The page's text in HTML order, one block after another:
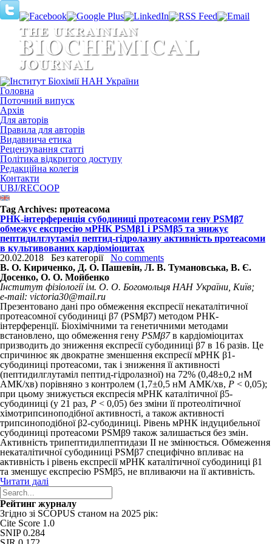
Головна
Поточний випуск
Архів
Для авторів
Правила для авторів
Видавнича етика
Рецензування статті
Політика відкритого доступу
Редакційна колегія
Контакти
UBJ/RECOOP
Tag Archives: протеасома
РНК-інтерференція субодиниці протеасоми гену PSMβ7
обмежує експресію мРНК PSMβ1 і PSMβ5 та знижує
пептидилглутаміл пептид-гідролазну активність протеасоми
в культивованих кардіоміоцитах
20.02.2018
Без категорії
No comments
В. О. Кириченко, Д. О. Пашевін, Л. В. Тумановська, В. Є.
Досенко, О. О. Мойбенко
Інститут фізіології ім. О. О. Богомольця НАН України, Київ;
e-mail: victoria30@mail.ru
Презентовано дані про обмеження експресії некаталітичної
протеасомної субодиниці β7 (PSMβ7) методом РНК-
інтерференції. Біохімічними та генетичними методами
встановлено, що обмеження гену PSMβ7в кардіоміоцитах
призводить до зниження експресії субодиниці β7 в 16 разів. Це
спричинює як двократне зменшення експресії мРНК β1-
субодиниці протеасоми, так і зниження її активності
(пептидилглутаміл пептид-гідролазної) на 72% (0,48±0,2 нМ
АМК/хв) порівняно з контролем (1,7±0,5 нМ АМК/хв, Р < 0,05);
при цьому знижується експресія мРНК каталітичної β5-
субодиниці (у 21 раз, Р < 0,05) без зміни її протеолітичної
хімотрипсиноподібної активності, а також активності
трипсиноподібної β2-субодиниці. Рівень мРНК індуцибельної
субодиниці протеасоми PSMβ9 також залишається без змін.
Активність трипептидилпептидази ІІ не змінюється. Обмеження
некаталітичної субодиниці PSMβ7 специфічно впливає на
активність і рівень експресії мРНК каталітичної субодиниці β1
та зменшує експресію PSMβ5, не впливаючи на її активність.
Читати далі
Рейтинг журналу
Згідно зі SCOPUS станом на 2025 рік:
Cite Score 1.0
SNIP 0.284